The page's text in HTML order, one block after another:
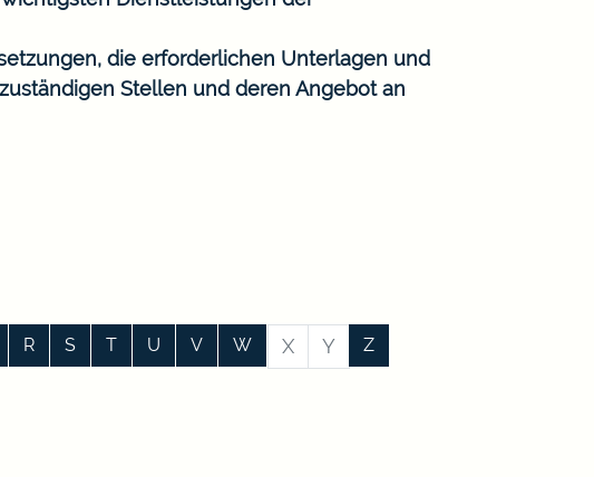
die erforderlichen Unterlagen und
Stellen und deren Angebot an
R S T U V W X Y Z